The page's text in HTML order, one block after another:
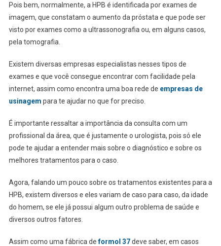
Pois bem, normalmente, a HPB é identificada por exames de
imagem, que constatam o aumento da próstata e que pode ser
visto por exames como a ultrassonografia ou, em alguns casos,
pela tomografia.
Existem diversas empresas especialistas nesses tipos de
exames e que você consegue encontrar com facilidade pela
internet, assim como encontra uma boa rede de empresas de
usinagem para te ajudar no que for preciso.
É importante ressaltar a importância da consulta com um
profissional da área, que é justamente o urologista, pois só ele
pode te ajudar a entender mais sobre o diagnóstico e sobre os
melhores tratamentos para o caso.
Agora, falando um pouco sobre os tratamentos existentes para a
HPB, existem diversos e eles variam de caso para caso, da idade
do homem, se ele já possui algum outro problema de saúde e
diversos outros fatores.
Assim como uma fábrica deformol 37deve saber, em casos